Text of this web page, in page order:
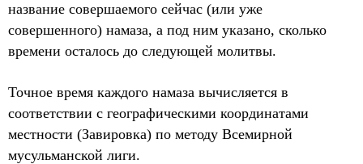
название совершаемого сейчас (или уже
совершенного) намаза, а под ним указано, сколько
времени осталось до следующей молитвы.
Точное время каждого намаза вычисляется в
соответствии с географическими координатами
местности (Завировка) по методу Всемирной
мусульманской лиги.